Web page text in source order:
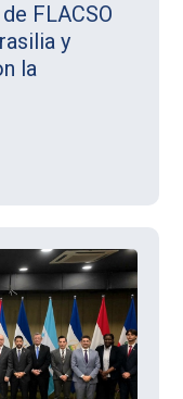
FLACSO
y
la